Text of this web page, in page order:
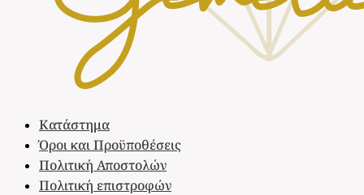
Κατάστημα
Όροι και Προϋποθέσεις
Πολιτική Αποστολών
Πολιτική επιστροφών